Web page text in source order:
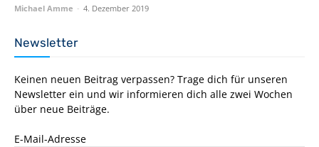
Michael Amme - 4. Dezember 2019
Newsletter
Keinen neuen Beitrag verpassen? Trage dich für unseren
Newsletter ein und wir informieren dich alle zwei Wochen
über neue Beiträge.
E-Mail-Adresse